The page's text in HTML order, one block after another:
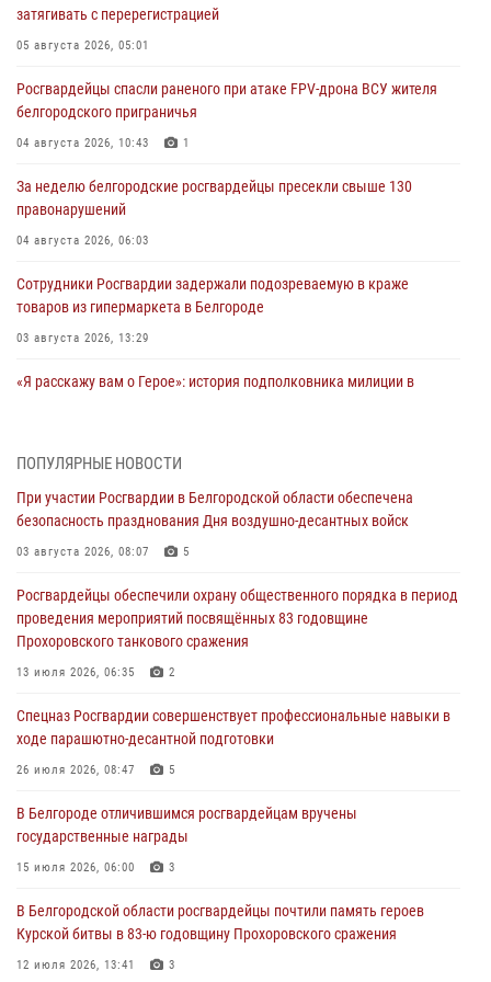
затягивать с перерегистрацией
05 августа 2026, 05:01
Росгвардейцы спасли раненого при атаке FPV-дрона ВСУ жителя
белгородского приграничья
04 августа 2026, 10:43 1
За неделю белгородские росгвардейцы пресекли свыше 130
правонарушений
04 августа 2026, 06:03
Сотрудники Росгвардии задержали подозреваемую в краже
товаров из гипермаркета в Белгороде
03 августа 2026, 13:29
«Я расскажу вам о Герое»: история подполковника милиции в
сборов «Армата» в Белгородской области
03 августа 2026, 10:12
безопасность празднования Дня воздушно-десантных войск
03 августа 2026, 08:07
«Росгвардия. Вехи истории»: специальные моторизованные части
02 августа 2026, 07:10 1
Росгвардейцы оказали помощь пострадавшему в результате атаки
01 августа 2026, 16:43
ПОПУЛЯРНЫЕ НОВОСТИ
При участии Росгвардии в Белгородской области обеспечена
безопасность празднования Дня воздушно-десантных войск
03 августа 2026, 08:07 5
Росгвардейцы обеспечили охрану общественного порядка в период
проведения мероприятий посвящённых 83 годовщине
Прохоровского танкового сражения
13 июля 2026, 06:35 2
Спецназ Росгвардии совершенствует профессиональные навыки в
ходе парашютно-десантной подготовки
26 июля 2026, 08:47 5
В Белгороде отличившимся росгвардейцам вручены
государственные награды
15 июля 2026, 06:00 3
В Белгородской области росгвардейцы почтили память героев
Курской битвы в 83-ю годовщину Прохоровского сражения
12 июля 2026, 13:41 3